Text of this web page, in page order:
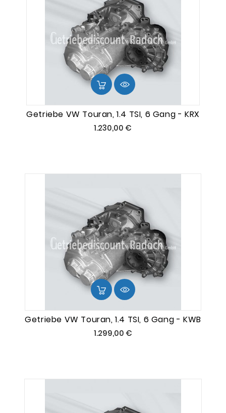
Getriebe VW Touran, 1.4 TSI, 6 Gang - KRX
1.230,00 €
Getriebe VW Touran, 1.4 TSI, 6 Gang - KWB
1.299,00 €Preis